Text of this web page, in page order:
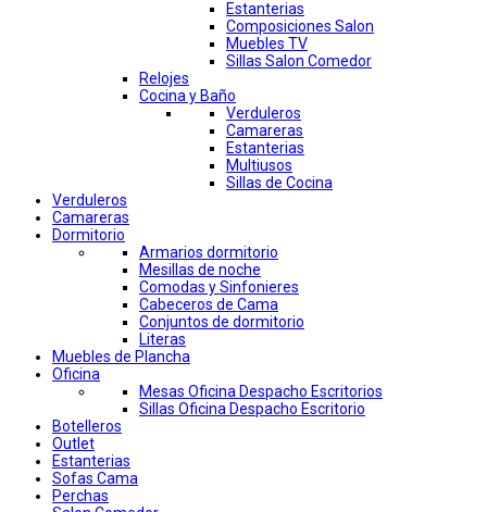
Estanterias
Composiciones Salon
Muebles TV
Sillas Salon Comedor
Relojes
Cocina y Baño
Verduleros
Camareras
Estanterias
Multiusos
Sillas de Cocina
Verduleros
Camareras
Dormitorio
Armarios dormitorio
Mesillas de noche
Comodas y Sinfonieres
Cabeceros de Cama
Conjuntos de dormitorio
Literas
Muebles de Plancha
Oficina
Mesas Oficina Despacho Escritorios
Sillas Oficina Despacho Escritorio
Botelleros
Outlet
Estanterias
Sofas Cama
Perchas